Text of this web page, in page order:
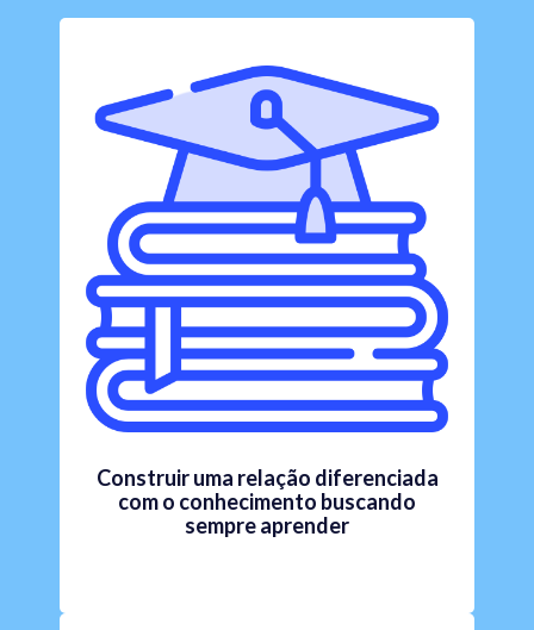
Construir uma relação diferenciada
com o conhecimento buscando
sempre aprender